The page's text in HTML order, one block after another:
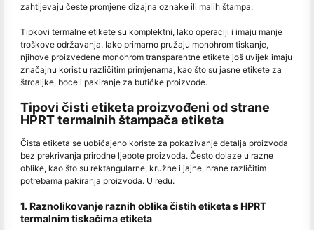
zahtijevaju česte promjene dizajna oznake ili malih štampa.
Tipkovi termalne etikete su komplektni, lako operaciji i imaju manje
troškove održavanja. Iako primarno pružaju monohrom tiskanje,
njihove proizvedene monohrom transparentne etikete još uvijek imaju
značajnu korist u različitim primjenama, kao što su jasne etikete za
štrcaljke, boce i pakiranje za butičke proizvode.
Tipovi čisti etiketa proizvođeni od strane
HPRT termalnih štampača etiketa
Čista etiketa se uobičajeno koriste za pokazivanje detalja proizvoda
bez prekrivanja prirodne ljepote proizvoda. Često dolaze u razne
oblike, kao što su rektangularne, kružne i jajne, hrane različitim
potrebama pakiranja proizvoda. U redu.
1. Raznolikovanje raznih oblika čistih etiketa s HPRT
termalnim tiskačima etiketa